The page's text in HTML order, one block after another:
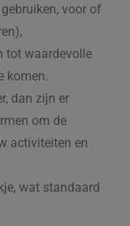
voor of
tot waardevolle
komen.
dan zijn er
om de
activiteiten en
wat standaard